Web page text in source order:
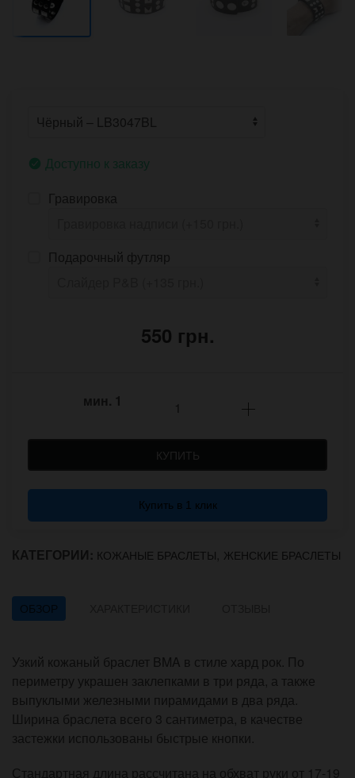
Доступно к заказу
Гравировка
Подарочный футляр
550 грн.
мин. 1
КУПИТЬ
Купить в 1 клик
КАТЕГОРИИ: КОЖАНЫЕ БРАСЛЕТЫ, ЖЕНСКИЕ БРАСЛЕТЫ
ОБЗОР
Узкий кожаный браслет BMA в стиле хард рок. По
периметру украшен заклепками в три ряда, а также
выпуклыми железными пирамидами в два ряда.
Ширина браслета всего 3 сантиметра, в качестве
застежки использованы быстрые кнопки.
Стандартная длина рассчитана на обхват руки от 17-19